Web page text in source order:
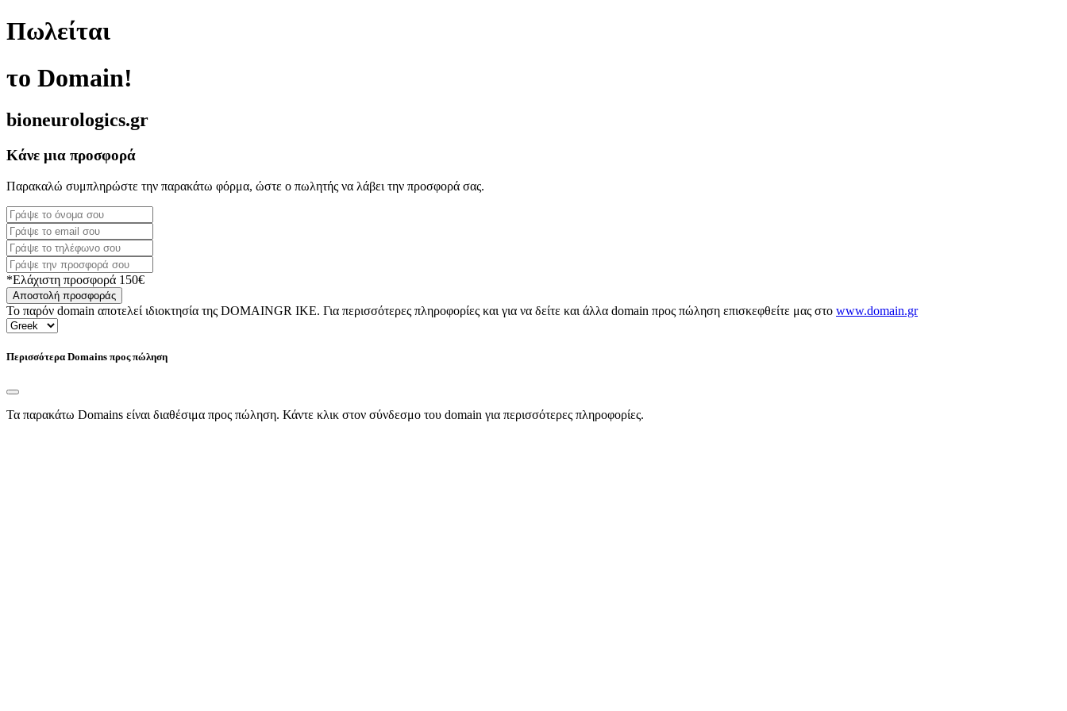
Πωλείται
το Domain!
bioneurologics.gr
Κάνε μια προσφορά
Παρακαλώ συμπληρώστε την παρακάτω φόρμα, ώστε ο πωλητής να λάβει την προσφορά σας.
*Ελάχιστη προσφορά 150€
Αποστολή προσφοράς
Το παρόν domain αποτελεί ιδιοκτησία της DOMAINGR ΙΚΕ. Για περισσότερες πληροφορίες και για να δείτε και άλλα domain προς πώληση επισκεφθείτε μας στο www.domain.gr
Περισσότερα Domains προς πώληση
Τα παρακάτω Domains είναι διαθέσιμα προς πώληση. Κάντε κλικ στον σύνδεσμο του domain για περισσότερες πληροφορίες.